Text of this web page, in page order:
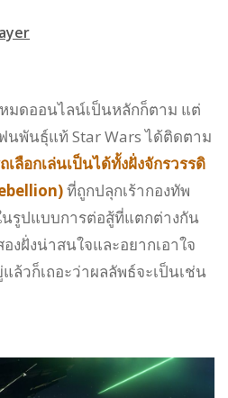
มดออนไลน์เป็นหลักก็ตาม แต่
นพันธุ์แท้ Star Wars ได้ติดตาม
เลือกเล่นเป็นได้ทั้งฝั่งจักรวรรดิ
ที่ถูกปลุกเร้ากองทัพ
รูปแบบการต่อสู้ที่แตกต่างกัน
งฝั่งน่าสนใจและอยากเอาใจ
ล้วก็เถอะว่าผลลัพธ์จะเป็นเช่น